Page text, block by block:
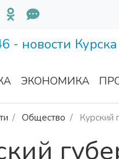
ЭКОНОМИКА
Общество Курский